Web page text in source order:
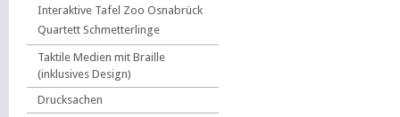
Interaktive Tafel Zoo Osnabrück
Quartett Schmetterlinge
Taktile Medien mit Braille
(inklusives Design)
Drucksachen